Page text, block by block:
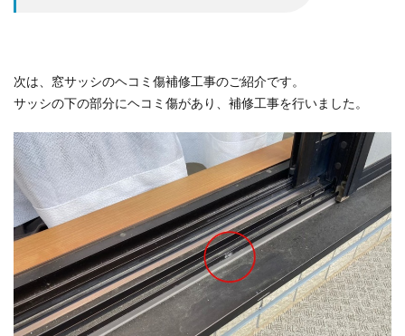
次は、窓サッシのヘコミ傷補修工事のご紹介です。
サッシの下の部分にヘコミ傷があり、補修工事を行いました。